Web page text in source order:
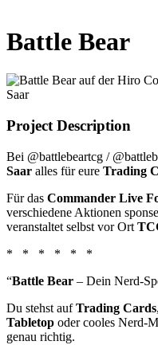
Battle Bear
Project Description
Bei @battlebeartcg /
Saar alles für eure Trading
Für das Commander Live
verschiedene Aktionen
veranstaltet selbst vor Ort
* * * * * *
“Battle Bear – Dein Nerd-
Du stehst aufTrading Cards
Tabletop oder cooles Nerd-
genau richtig.